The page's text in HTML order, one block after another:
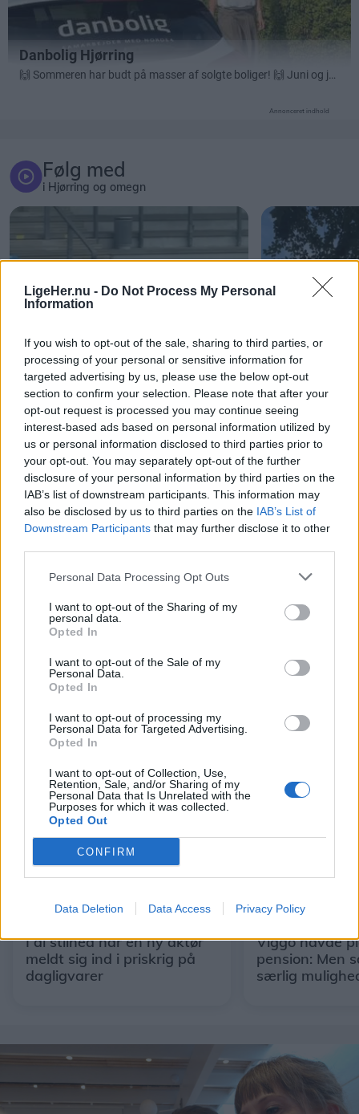
LigeHer.nu - Do Not Process My Personal
Information
If you wish to opt-out of the sale, sharing to third parties, or
processing of your personal or sensitive information for
targeted advertising by us, please use the below opt-out
section to confirm your selection. Please note that after your
opt-out request is processed you may continue seeing
interest-based ads based on personal information utilized by
us or personal information disclosed to third parties prior to
your opt-out. You may separately opt-out of the further
disclosure of your personal information by third parties on the
IAB’s list of downstream participants. This information may
also be disclosed by us to third parties on the IAB’s List of
Downstream Participants that may further disclose it to other
Personal Data Processing Opt Outs
I want to opt-out of the Sharing of my
personal data.
Opted In
I want to opt-out of the Sale of my
Personal Data.
Opted In
I want to opt-out of processing my
Personal Data for Targeted Advertising.
Opted In
I want to opt-out of Collection, Use,
Retention, Sale, and/or Sharing of my
Personal Data that Is Unrelated with the
Purposes for which it was collected.
Opted Out
CONFIRM
Data Deletion Data Access Privacy Policy
Annonceret indhold
Følg med
i Hjørring og omegn
mågeunge
Andre læser også
Shopping
I al stilhed har en ny aktør
meldt sig ind i priskrig på
dagligvarer
Shopping
Viggo havde
pension: Men
særlig